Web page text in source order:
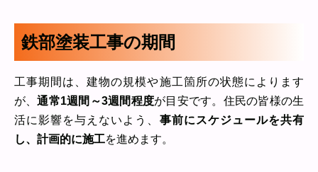
鉄部塗装工事の期間
工事期間は、建物の規模や施工箇所の状態によります
が、通常1週間～3週間程度が目安です。住民の皆様の生
活に影響を与えないよう、 事前にスケジュールを共有
し、計画的に施工を進めます。